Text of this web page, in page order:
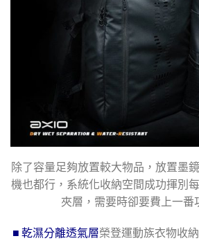
除了容量足夠放置較大物品，放置墨
機也都行，系統化收納空間成功揮別
夾層，需要時卻要費上一番
■ 乾濕分離透氣層榮登運動族衣物收